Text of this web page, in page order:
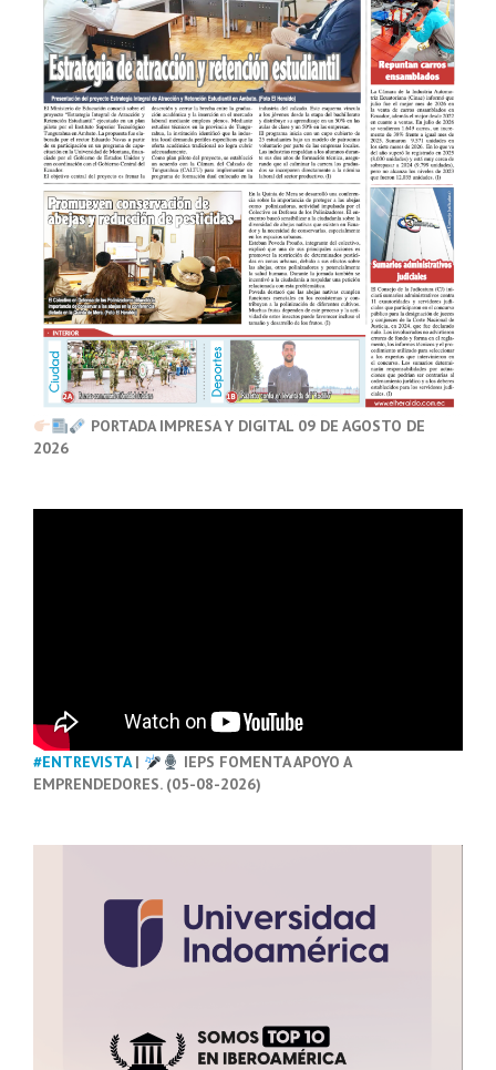
PORTADA IMPRESA Y DIGITAL 09 DE AGOSTO DE
2026
#ENTREVISTA|
IEPS FOMENTA APOYO A
EMPRENDEDORES. (05-08-2026)